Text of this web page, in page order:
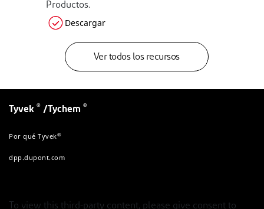
Productos.
Descargar
Ver todos los recursos
Tyvek ® /Tychem ®
Por qué Tyvek®
dpp.dupont.com
To view this third-party content, please give consent to